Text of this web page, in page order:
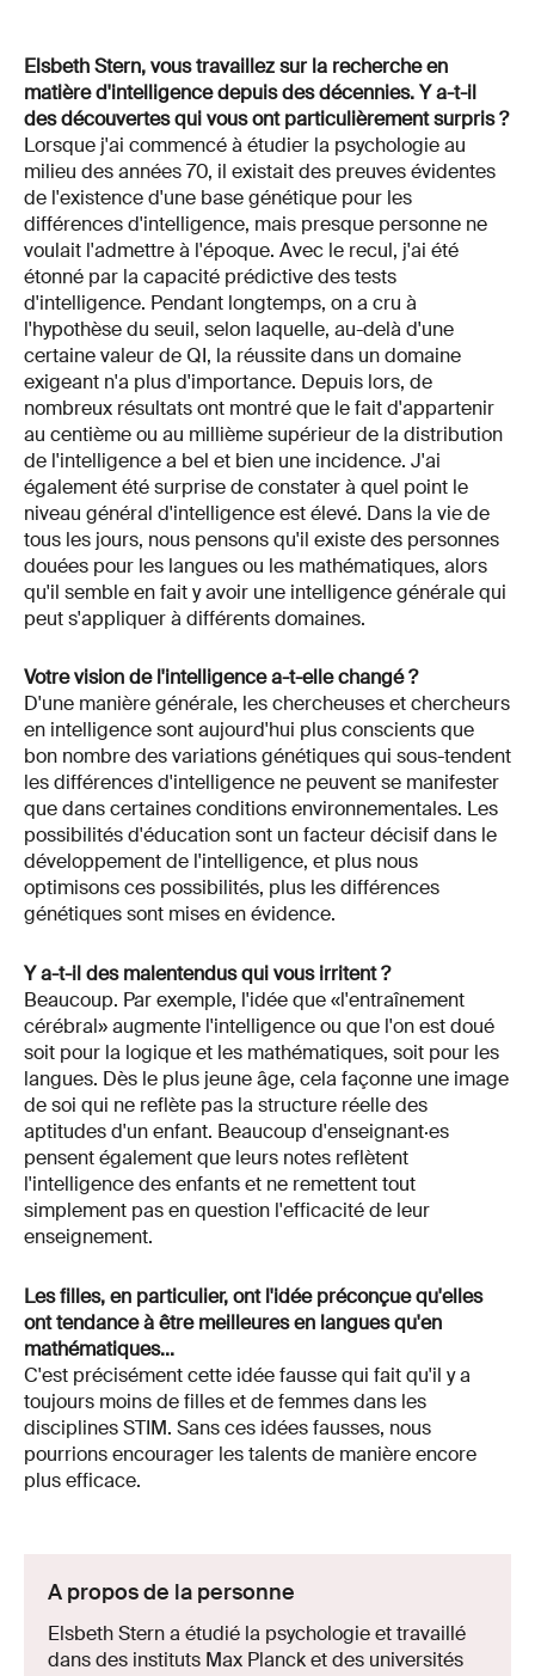
ElsbethStern, vous travaillez sur la recherche en
matière d'intelligence depuis des décennies. Y a-t-il
des découvertes qui vous ont particulièrement surpris ?
Lorsque j'ai commencé à étudier la psychologie au
milieu des années 70, il existait des preuves évidentes
de l'existence d'une base génétique pour les
différences d'intelligence, mais presque personne ne
voulait l'admettre à l'époque. Avec le recul, j'ai été
étonné par la capacité prédictive des tests
d'intelligence. Pendant longtemps, on a cru à
l'hypothèse du seuil, selon laquelle, au-delà d'une
certaine valeur de QI, la réussite dans un domaine
exigeant n'a plus d'importance. Depuis lors, de
nombreux résultats ont montré que le fait d'appartenir
au centième ou au millième supérieur de la distribution
de l'intelligence a bel et bien une incidence. J'ai
également été surprise de constater à quel point le
niveau général d'intelligence est élevé. Dans la vie de
tous les jours, nous pensons qu'il existe des personnes
douées pour les langues ou les mathématiques, alors
qu'il semble en fait y avoir une intelligence générale qui
peut s'appliquer à différents domaines.
Votre vision de l'intelligence a-t-elle changé ?
D'une manière générale, les chercheuses et chercheurs
en intelligence sont aujourd'hui plus conscients que
bon nombre des variations génétiques qui sous-tendent
les différences d'intelligence ne peuvent se manifester
que dans certaines conditions environnementales. Les
possibilités d'éducation sont un facteur décisif dans le
développement de l'intelligence, et plus nous
optimisons ces possibilités, plus les différences
génétiques sont mises en évidence.
Y a-t-il des malentendus qui vous irritent ?
Beaucoup. Par exemple, l'idée que «l'entraînement
cérébral» augmente l'intelligence ou que l'on est doué
soit pour la logique et les mathématiques, soit pour les
langues. Dès le plus jeune âge, cela façonne une image
de soi qui ne reflète pas la structure réelle des
aptitudes d'un enfant. Beaucoup d'enseignant·es
pensent également que leurs notes reflètent
l'intelligence des enfants et ne remettent tout
simplement pas en question l'efficacité de leur
enseignement.
Les filles, en particulier, ont l'idée préconçue qu'elles
ont tendance à être meilleures en langues qu'en
mathématiques...
C'est précisément cette idée fausse qui fait qu'il y a
toujours moins de filles et de femmes dans les
disciplines STIM. Sans ces idées fausses, nous
pourrions encourager les talents de manière encore
plus efficace.
A propos de la personne
Elsbeth Stern a étudié la psychologie et travaillé
dans des instituts Max Planck et des universités